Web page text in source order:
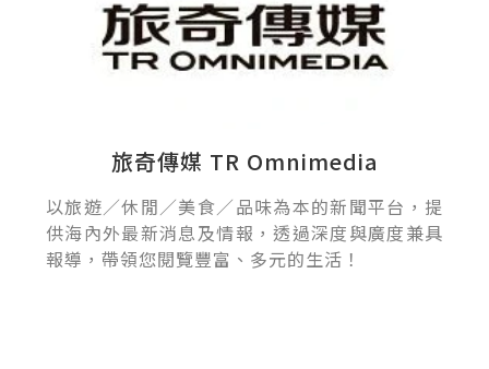
旅奇傳媒 TR Omnimedia
以旅遊／休閒／美食／品味為本的新聞平台，提
供海內外最新消息及情報，透過深度與廣度兼具
報導，帶領您閱覽豐富、多元的生活！